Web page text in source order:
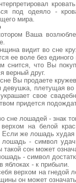
под одеяло -
мира.
Ваша
видит во сне
ее воле без
снится, что Вы
верный друг.
Вы продаете
девушка, плетущая во
свое
придется
сне лошадей - знак
верхом на белой
же лошадь худая
лошадь - символ
сон может
- символ
яблоках - к прибыли.
верхом на гнедой
он может